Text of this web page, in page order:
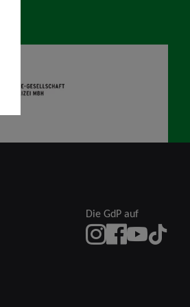
Die GdP auf
instagram
Facebook
YouTube
TikTok